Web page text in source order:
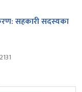
सहकारी सदस्यका
2131